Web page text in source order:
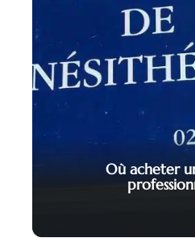
Où acheter